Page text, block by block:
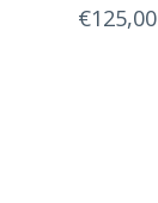
€125,00